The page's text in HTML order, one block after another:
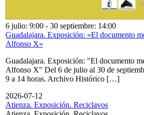
6 julio: 9:00 - 30 septiembre: 14:00
Guadalajara. Exposición: «El documento
Alfonso X»
Guadalajara. Exposición: "El documento
Alfonso X" Del 6 de julio al 30 de
9 a 14 horas. Archivo Histórico […]
2026-07-12
Atienza. Exposición. Reciclavos